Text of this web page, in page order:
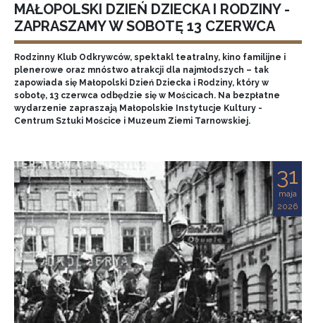
MAŁOPOLSKI DZIEŃ DZIECKA I RODZINY -
ZAPRASZAMY W SOBOTĘ 13 CZERWCA
Rodzinny Klub Odkrywców, spektakl teatralny, kino familijne i
plenerowe oraz mnóstwo atrakcji dla najmłodszych – tak
zapowiada się Małopolski Dzień Dziecka i Rodziny, który w
sobotę, 13 czerwca odbędzie się w Mościcach. Na bezpłatne
wydarzenie zapraszają Małopolskie Instytucje Kultury -
Centrum Sztuki Mościce i Muzeum Ziemi Tarnowskiej.
31
maja
2026